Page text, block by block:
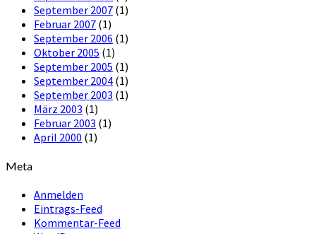
September 2007 (1)
Februar 2007 (1)
September 2006 (1)
Oktober 2005 (1)
September 2005 (1)
September 2004 (1)
September 2003 (1)
März 2003 (1)
Februar 2003 (1)
April 2000 (1)
Meta
Anmelden
Eintrags-Feed
Kommentar-Feed